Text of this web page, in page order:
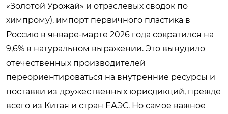
«Золотой Урожай» и отраслевых сводок по
химпрому), импорт первичного пластика в
Россию в январе-марте 2026 года сократился на
9,6% в натуральном выражении. Это вынудило
отечественных производителей
переориентироваться на внутренние ресурсы и
поставки из дружественных юрисдикций, прежде
всего из Китая и стран ЕАЭС. Но самое важное